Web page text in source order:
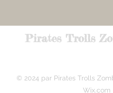
Pirates Trolls
© 2024 par Pirates Trolls
Wix.com